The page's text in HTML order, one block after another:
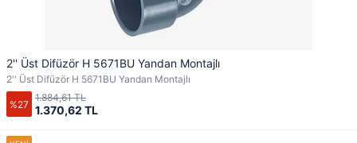
2'' Üst Difüzör H 5671BU Yandan Montajlı
2'' Üst Difüzör H 5671BU Yandan Montajlı
%27 1.370,62 TL
1.884,61 TL